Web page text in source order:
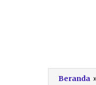
Beranda